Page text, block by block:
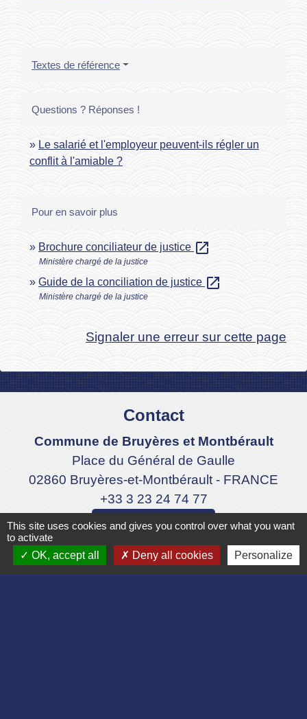
Textes de référence
Questions ? Réponses !
Le salarié et l'employeur peuvent-ils régler un
conflit à l'amiable ?
Pour en savoir plus
Brochure conciliateur de justice open_in_new
Ministère chargé de la justice
Guide de la conciliation de justice open_in_new
Ministère chargé de la justice
Signaler une erreur sur cette page
Contact
Commune de Bruyères et Montbérault
Place du Général de Gaulle
02860 Bruyères-et-Montbérault - FRANCE
+33 3 23 24 74 77
Formulaire de contact
This site uses cookies and gives you control over what you want
to activate
OK, accept all
Deny all cookies Personalize